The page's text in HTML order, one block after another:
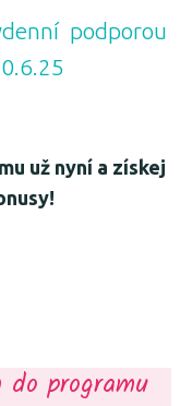
podporou
už nyní a získej
do programu